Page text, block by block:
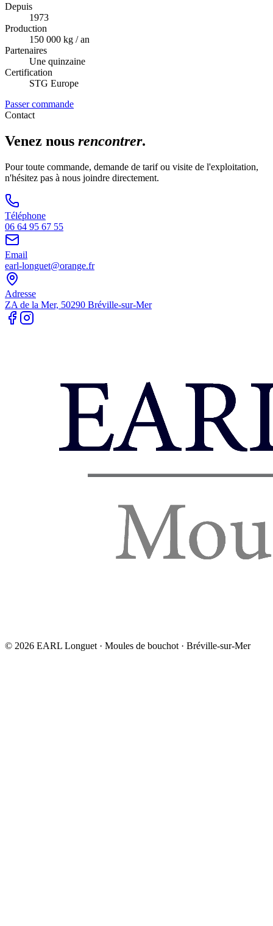
Depuis
1973
Production
150 000 kg / an
Partenaires
Une quinzaine
Certification
STG Europe
Passer commande
Contact
Venez nous rencontrer.
Pour toute commande, demande de tarif ou visite de l'exploitation,
n'hésitez pas à nous joindre directement.
Téléphone
06 64 95 67 55
Email
earl-longuet@orange.fr
Adresse
ZA de la Mer, 50290 Bréville-sur-Mer
© 2026 EARL Longuet · Moules de bouchot · Bréville-sur-Mer